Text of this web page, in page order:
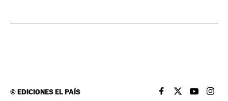
©EDICIONES EL PAÍS EL PAÍS BRASIL EN
EL PAÍSEL PAÍS
EL